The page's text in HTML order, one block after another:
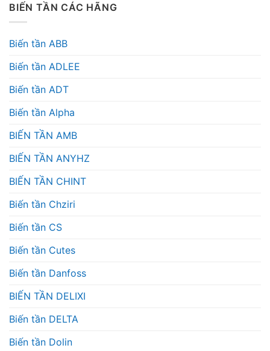
BIẾN TẦN CÁC HÃNG
Biến tần ABB
Biến tần ADLEE
Biến tần ADT
Biến tần Alpha
BIẾN TẦN AMB
BIẾN TẦN ANYHZ
BIẾN TẦN CHINT
Biến tần Chziri
Biến tần CS
Biến tần Cutes
Biến tần Danfoss
BIẾN TẦN DELIXI
Biến tần DELTA
Biến tần Dolin